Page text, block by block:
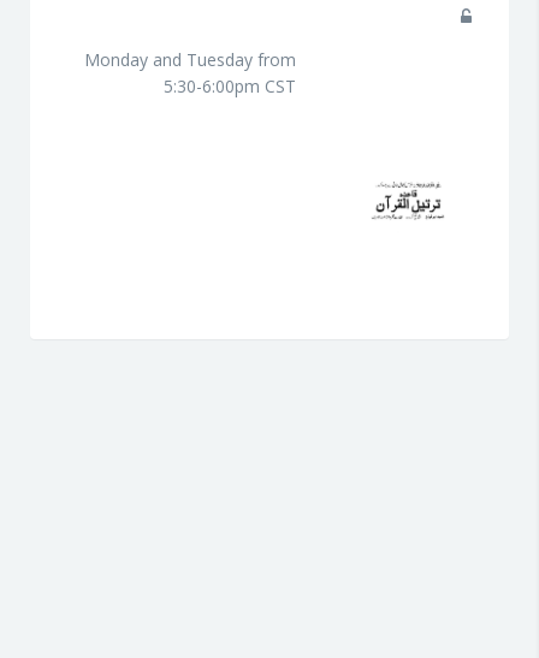
Monday and Tuesday from
5:30-6:00pm CST